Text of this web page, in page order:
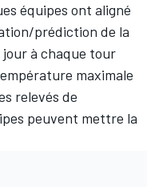
équipes ont aligné
prédiction de la
à chaque tour
maximale
relevés de
peuvent mettre la